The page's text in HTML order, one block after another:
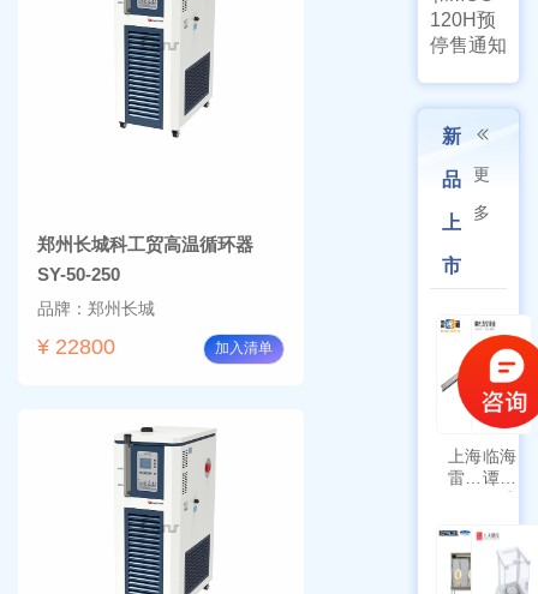
郑州长城科工贸高温循环器
SY-50-250
品牌：郑州长城
¥ 22800 加入清单
120H预
停售通知
新
品
上
市
更
多
上海
雷磁
符合
新国
标带
临海
谭氏
干式
泵
SPL-
10